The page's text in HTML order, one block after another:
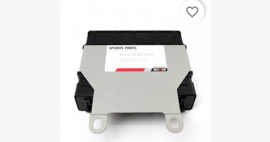
favorite_border